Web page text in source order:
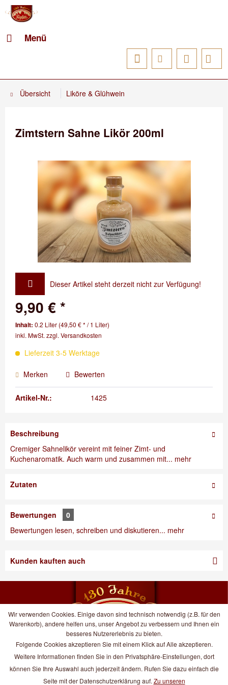
Menü
Übersicht Liköre & Glühwein
Zimtstern Sahne Likör 200ml
Dieser Artikel steht derzeit nicht zur Verfügung!
9,90 € *
Inhalt: 0.2 Liter (49,50 € * / 1 Liter)
inkl. MwSt. zzgl. Versandkosten
Lieferzeit 3-5 Werktage
Merken Bewerten
Artikel-Nr.: 1425
Beschreibung
Cremiger Sahnelikör vereint mit feiner Zimt- und
Kuchenaromatik. Auch warm und zusammen mit... mehr
Zutaten
Bewertungen
0
Bewertungen lesen, schreiben und diskutieren... mehr
Kunden kauften auch
Öffnungszeiten
Café und Konditorei
Wir verwenden Cookies. Einige davon sind technisch notwendig (z.B. für den
Warenkorb), andere helfen uns, unser Angebot zu verbessern und Ihnen ein
besseres Nutzererlebnis zu bieten.
Folgende Cookies akzeptieren Sie mit einem Klick auf Alle akzeptieren.
Weitere Informationen finden Sie in den Privatsphäre-Einstellungen, dort
können Sie Ihre Auswahl auch jederzeit ändern. Rufen Sie dazu einfach die
Seite mit der Datenschutzerklärung auf. Zu unseren